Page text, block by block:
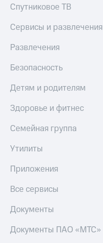
Спутниковое ТВ
Сервисы и развлечения
Развлечения
Безопасность
Детям и родителям
Здоровье и фитнес
Семейная группа
Утилиты
Приложения
Все сервисы
Документы
Документы ПАО «МТС»